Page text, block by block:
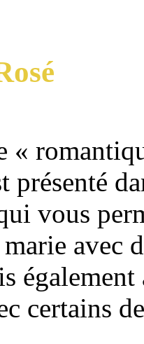
«
présenté
vous
avec
également
certains